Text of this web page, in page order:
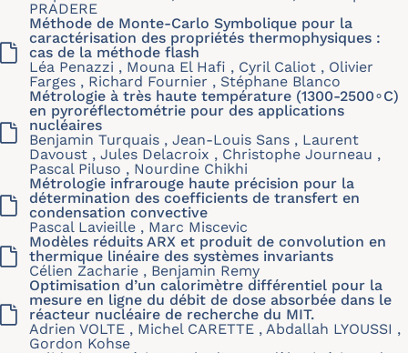
PRADERE
Méthode de Monte-Carlo Symbolique pour la
caractérisation des propriétés thermophysiques :
cas de la méthode flash
Léa Penazzi , Mouna El Hafi , Cyril Caliot , Olivier
Farges , Richard Fournier , Stéphane Blanco
Métrologie à très haute température (1300-2500∘C)
en pyroréflectométrie pour des applications
nucléaires
Benjamin Turquais , Jean-Louis Sans , Laurent
Davoust , Jules Delacroix , Christophe Journeau ,
Pascal Piluso , Nourdine Chikhi
Métrologie infrarouge haute précision pour la
détermination des coefficients de transfert en
condensation convective
Pascal Lavieille , Marc Miscevic
Modèles réduits ARX et produit de convolution en
thermique linéaire des systèmes invariants
Célien Zacharie , Benjamin Remy
Optimisation d’un calorimètre différentiel pour la
mesure en ligne du débit de dose absorbée dans le
réacteur nucléaire de recherche du MIT.
Adrien VOLTE , Michel CARETTE , Abdallah LYOUSSI ,
Gordon Kohse